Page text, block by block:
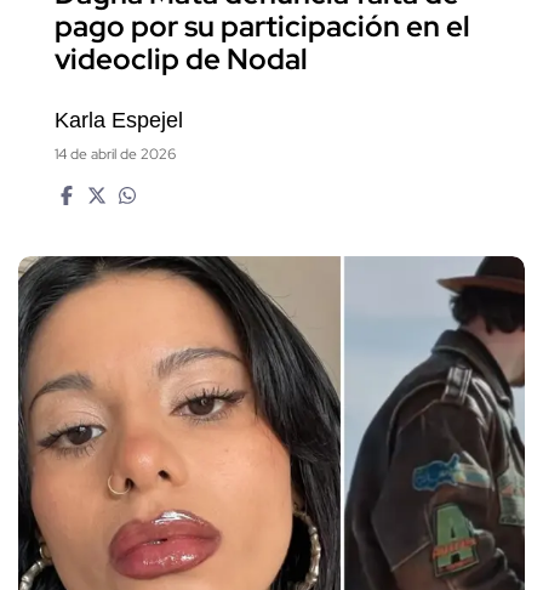
pago por su participación en el
videoclip de Nodal
Karla Espejel
14 de abril de 2026